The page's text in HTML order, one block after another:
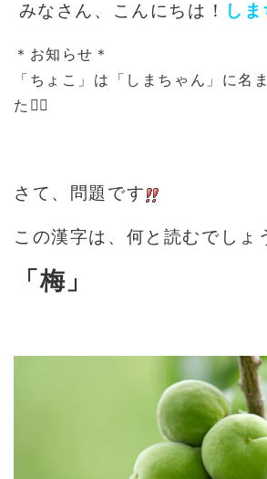
みなさん、こんにちは！ し
＊お知らせ＊
「ちょこ」は「しまちゃん」に名
た 🙇
さて、問題です
この漢字は、何と読むでしょ
「梅」